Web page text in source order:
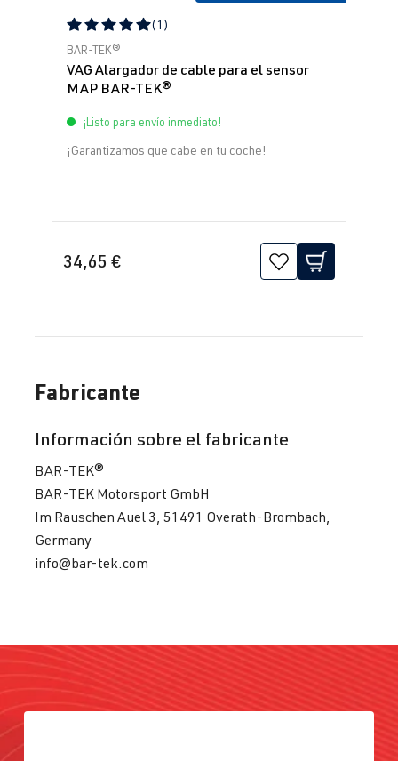
Calificación promedio de 5 de 5 estrellas
(1)
BAR-TEK®
VAG Alargador de cable para el sensor
MAP BAR-TEK®
¡Listo para envío inmediato!
¡Garantizamos que cabe en tu coche!
34,65 €
Fabricante
Información sobre el fabricante
BAR-TEK®
BAR-TEK Motorsport GmbH
Im Rauschen Auel 3, 51491 Overath-Brombach,
Germany
info@bar-tek.com